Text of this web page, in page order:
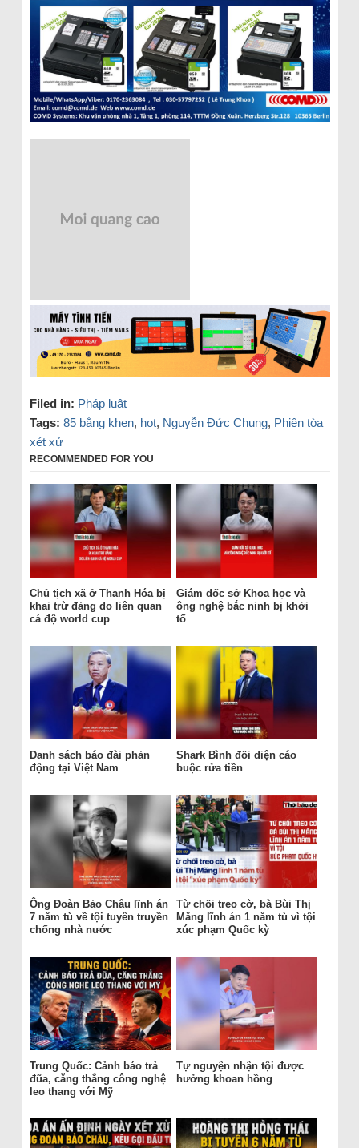
Filed in: Pháp luật
Tags: 85 bằng khen, hot, Nguyễn Đức Chung, Phiên tòa
xét xử
RECOMMENDED FOR YOU
Chủ tịch xã ở Thanh Hóa bị
khai trừ đảng do liên quan
cá độ world cup
Giám đốc sở Khoa học và
ông nghệ bắc ninh bị khởi
tố
Danh sách báo đài phản
động tại Việt Nam
Shark Bình đối diện cáo
buộc rửa tiền
Ông Đoàn Bảo Châu lĩnh án
7 năm tù về tội tuyên truyền
chống nhà nước
Từ chối treo cờ, bà Bùi Thị
Măng lĩnh án 1 năm tù vì tội
xúc phạm Quốc kỳ
Trung Quốc: Cảnh báo trả
đũa, căng thẳng công nghệ
leo thang với Mỹ
Tự nguyện nhận tội được
hưởng khoan hồng